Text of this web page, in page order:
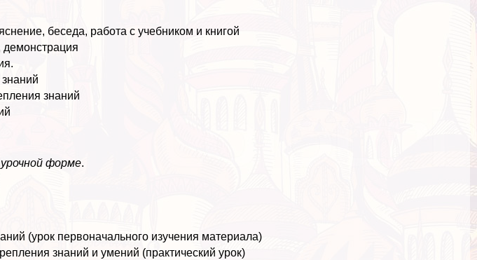
беседа, работа с учебником и книгой
знаний
знаний
урочной форме.
(урок первоначального изучения материала)
знаний и умений (пpaктический урок)